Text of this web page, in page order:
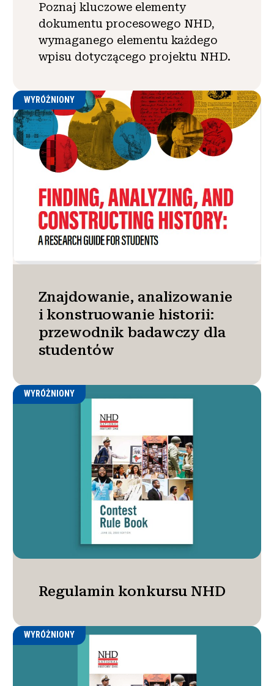
Poznaj kluczowe elementy
dokumentu procesowego NHD,
wymaganego elementu każdego
wpisu dotyczącego projektu NHD.
WYRÓŻNIONY
Znajdowanie, analizowanie
i konstruowanie historii:
przewodnik badawczy dla
studentów
WYRÓŻNIONY
Regulamin konkursu NHD
WYRÓŻNIONY